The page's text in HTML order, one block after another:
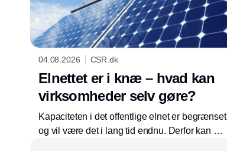
04.08.2026 CSR.dk
Elnettet er i knæ – hvad kan
virksomheder selv gøre?
Kapaciteten i det offentlige elnet er begrænset
og vil være det i lang tid endnu. Derfor kan det